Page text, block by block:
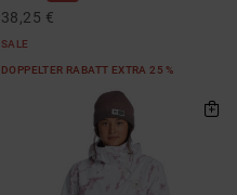
38,25 €
SALE
DOPPELTER RABATT EXTRA 25 %